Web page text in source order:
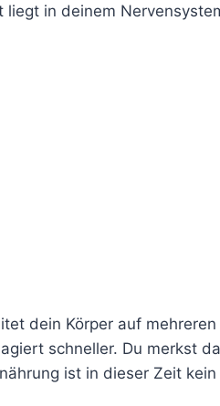
in deinem
dein Körper auf mehreren
schneller. Du merkst
ist in dieser Zeit kein